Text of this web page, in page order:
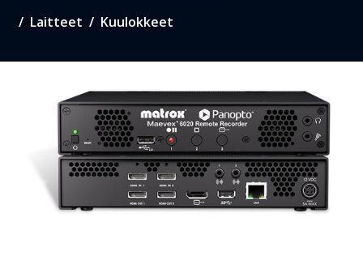
Laitteet Kuulokkeet